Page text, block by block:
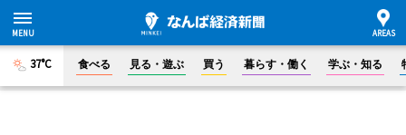
37°C 食べる 見る・遊ぶ 買う 暮らす・働く 学ぶ・知る